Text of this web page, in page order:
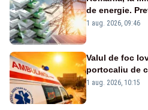
de energie.
Analiză
1 aug. 2026, 09:46
Valul de foc
portocaliu de
duminică.
1 aug. 2026, 10:15